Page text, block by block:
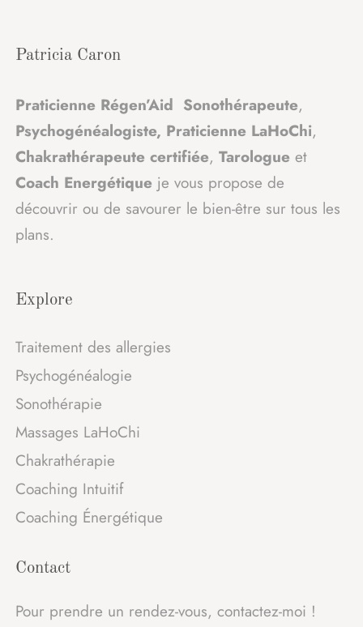
Patricia Caron
Praticienne Régen’Aid Sonothérapeute,
Psychogénéalogiste, Praticienne LaHoChi,
Chakrathérapeute certifiée, Tarologue et
Coach Energétique je vous propose de
découvrir ou de savourer le bien-être sur tous les
plans.
Explore
Traitement des allergies
Psychogénéalogie
Sonothérapie
Massages LaHoChi
Chakrathérapie
Coaching Intuitif
Coaching Énergétique
Contact
Pour prendre un rendez-vous, contactez-moi !